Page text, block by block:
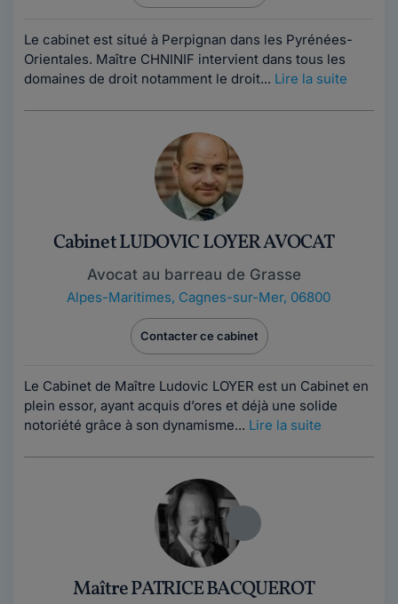
Le cabinet est situé à Perpignan dans les Pyrénées-
Orientales. Maître CHNINIF intervient dans tous les
domaines de droit notamment le droit... Lire la suite
Cabinet LUDOVIC LOYER AVOCAT
Avocat au barreau de Grasse
Alpes-Maritimes, Cagnes-sur-Mer, 06800
Contacter ce cabinet
Le Cabinet de Maître Ludovic LOYER est un Cabinet en
plein essor, ayant acquis d’ores et déjà une solide
notoriété grâce à son dynamisme... Lire la suite
Maître PATRICE BACQUEROT